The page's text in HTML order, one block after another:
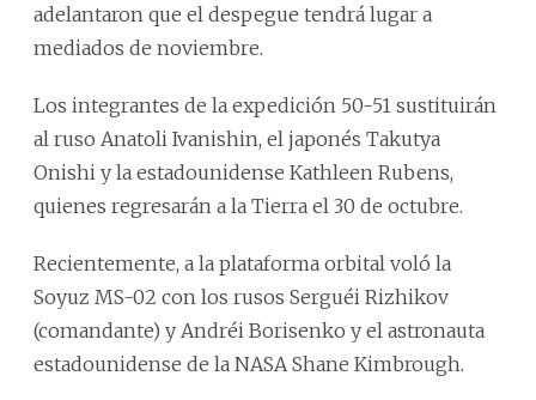
adelantaron que el despegue tendrá lugar a
mediados de noviembre.
Los integrantes de la expedición 50-51 sustituirán
al ruso Anatoli Ivanishin, el japonés Takutya
Onishi y la estadounidense Kathleen Rubens,
quienes regresarán a la Tierra el 30 de octubre.
Recientemente, a la plataforma orbital voló la
Soyuz MS-02 con los rusos Serguéi Rizhikov
(comandante) y Andréi Borisenko y el astronauta
estadounidense de la NASA Shane Kimbrough.